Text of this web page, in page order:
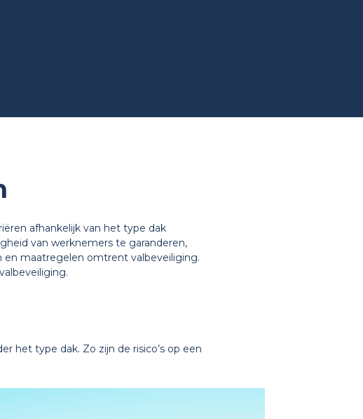
afhankelijk van het type dak
van werknemers te garanderen,
maatregelen omtrent valbeveiliging.
het type dak. Zo zijn de risico’s op een